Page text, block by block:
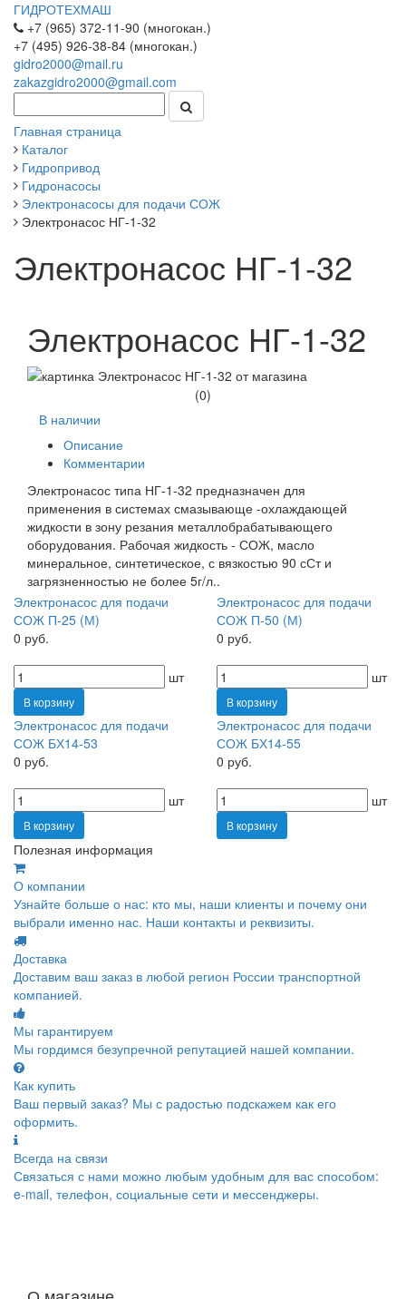
ГИДРОТЕХМАШ
+7 (965) 372-11-90 (многокан.)
+7 (495) 926-38-84 (многокан.)
gidro2000@mail.ru
zakazgidro2000@gmail.com
Главная страница
Каталог
Гидропривод
Гидронасосы
Электронасосы для подачи СОЖ
Электронасос НГ-1-32
Электронасос НГ-1-32
Электронасос НГ-1-32
(0)
В наличии
Описание
Комментарии
Электронасос типа НГ-1-32 предназначен для
применения в системах смазывающе -охлаждающей
жидкости в зону резания металлобрабатывающего
оборудования. Рабочая жидкость - СОЖ, масло
минеральное, синтетическое, с вязкостью 90 сСт и
загрязненностью не более 5г/л..
Электронасос для подачи
СОЖ П-25 (М)
0 руб.
шт
В корзину
Электронасос для подачи
СОЖ П-50 (М)
0 руб.
шт
В корзину
Электронасос для подачи
СОЖ БХ14-53
0 руб.
шт
В корзину
Электронасос для подачи
СОЖ БХ14-55
0 руб.
шт
В корзину
Полезная информация
О компании
Узнайте больше о нас: кто мы, наши клиенты и почему они
выбрали именно нас. Наши контакты и реквизиты.
Доставка
Доставим ваш заказ в любой регион России транспортной
компанией.
Мы гарантируем
Мы гордимся безупречной репутацией нашей компании.
Как купить
Ваш первый заказ? Мы с радостью подскажем как его
оформить.
Всегда на связи
Связаться с нами можно любым удобным для вас способом:
e-mail, телефон, социальные сети и мессенджеры.